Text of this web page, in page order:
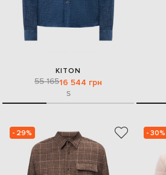
KITON
55 16516 544 грн
S
- 29% - 30%